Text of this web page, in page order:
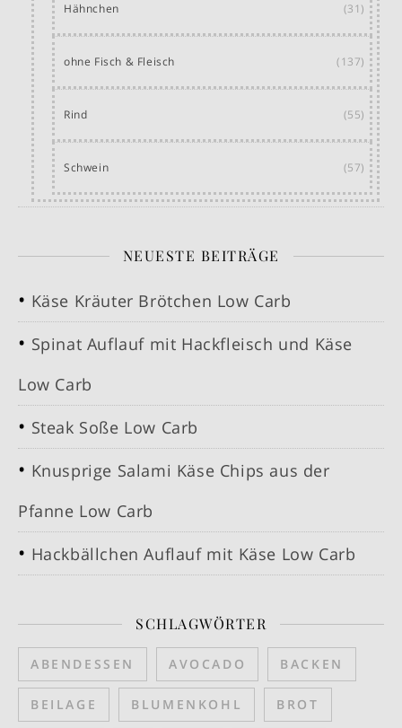
Hähnchen (31)
ohne Fisch & Fleisch (137)
Rind (55)
Schwein (57)
NEUESTE BEITRÄGE
Käse Kräuter Brötchen Low Carb
Spinat Auflauf mit Hackfleisch und Käse
Low Carb
Steak Soße Low Carb
Knusprige Salami Käse Chips aus der
Pfanne Low Carb
Hackbällchen Auflauf mit Käse Low Carb
SCHLAGWÖRTER
ABENDESSEN AVOCADO BACKEN
BEILAGE BLUMENKOHL BROT